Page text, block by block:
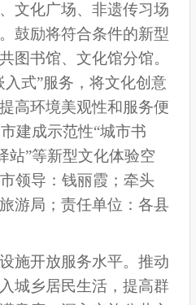
文化广场、非遗传习场
鼓励将符合条件的新型
图书馆、文化馆分馆。
式”服务，将文化创意
高环境美观性和服务便
市建成示范性“城市书
站”等新型文化体验空
市领导：钱丽霞；牵头
游局；责任单位：各县
施开放服务水平。推动
城乡居民生活，提高群